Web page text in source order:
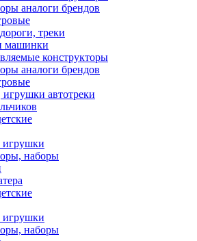
аналоги брендов
треки
конструкторы
аналоги брендов
автотреки
наборы
наборы